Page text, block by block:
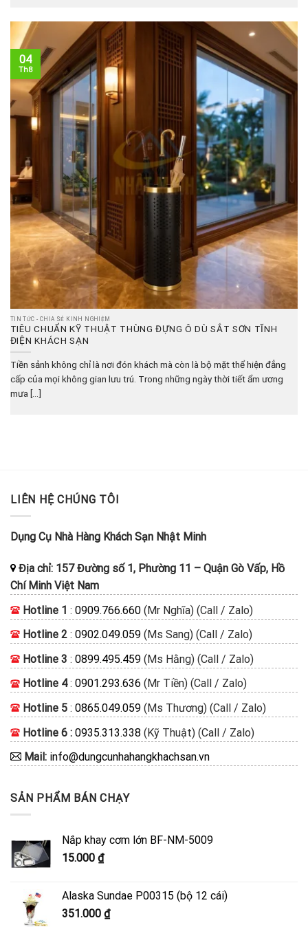
TIN TỨC - CHIA SẺ KINH NGHIỆM
TIÊU CHUẨN KỸ THUẬT THÙNG ĐỰNG Ô DÙ SẮT SƠN TĨNH
ĐIỆN KHÁCH SẠN
Tiền sảnh không chỉ là nơi đón khách mà còn là bộ mặt thể hiện đẳng
cấp của mọi không gian lưu trú. Trong những ngày thời tiết ẩm ương
mưa [...]
04
Th8
LIÊN HỆ CHÚNG TÔI
Dụng Cụ Nhà Hàng Khách Sạn Nhật Minh
Địa chỉ: 157 Đường số 1, Phường 11 – Quận Gò Vấp, Hồ
Chí Minh Việt Nam
Hotline 1 : 0909.766.660 (Mr Nghĩa) (Call / Zalo)
Hotline 2 : 0902.049.059 (Ms Sang) (Call / Zalo)
Hotline 3 : 0899.495.459 (Ms Hằng) (Call / Zalo)
Hotline 4: 0901.293.636 (Mr Tiền) (Call / Zalo)
Hotline 5 : 0865.049.059 (Ms Thương) (Call / Zalo)
Hotline 6 : 0935.313.338 (Kỹ Thuật) (Call / Zalo)
Mail: info@dungcunhahangkhachsan.vn
SẢN PHẨM BÁN CHẠY
Nắp khay cơm lớn BF-NM-5009
15.000 ₫
Alaska Sundae P00315 (bộ 12 cái)
351.000 ₫